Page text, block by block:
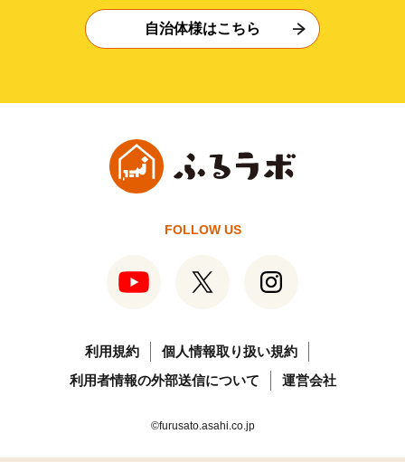
自治体様はこちら
FOLLOW US
利用規約
個人情報取り扱い規約
利用者情報の外部送信について
運営会社
©furusato.asahi.co.jp